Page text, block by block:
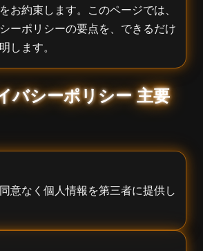
お約束します。このページでは、
ーポリシーの要点を、できるだけ
します。
バシーポリシー 主要
意なく個人情報を第三者に提供し